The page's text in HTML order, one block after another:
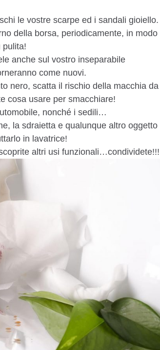
le vostre scarpe ed i sandali gioiello.
della borsa, periodicamente, in modo
pulita!
anche sul vostro inseparabile
come nuovi.
nero, scatta il rischio della macchia da
cosa usare per smacchiare!
nonché i sedili…
la sdraietta e qualunque altro oggetto
in lavatrice!
altri usi funzionali…condividete!!!